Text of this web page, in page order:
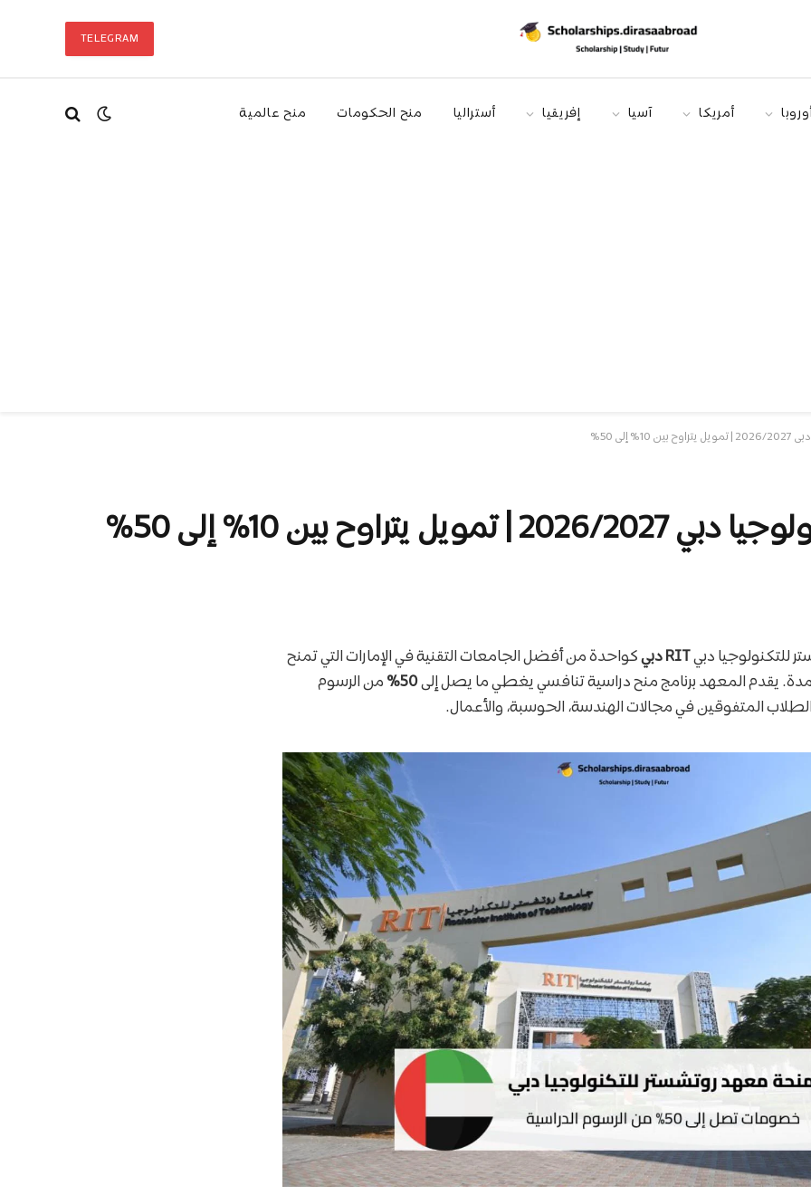
TELEGRAM
أمريكا آسيا إفريقيا أستراليا منح الحكومات منح عالمية
50%
بين 10% إلى 50%
دبيRIT دبي
كواحدة من أفضل الجامعات التقنية في الإمارات التي تمنح
يقدم المعهد برنامج منح دراسية تنافسي يغطي ما يصل إلى50%
من الرسوم
المتفوقين في مجالات الهندسة، الحوسبة، والأعمال.